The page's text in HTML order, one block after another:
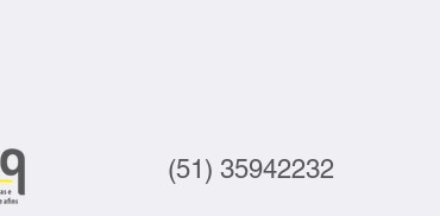
(51) 35942232